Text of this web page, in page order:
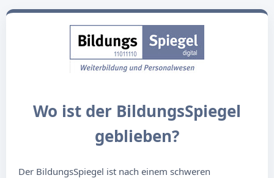
Wo ist der BildungsSpiegel
geblieben?
Der BildungsSpiegel ist nach einem schweren